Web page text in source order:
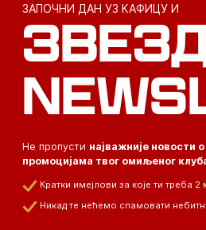
ЗАПОЧНИ ДАН УЗ КАФИЦУ И
Не пропусти најважније
промоцијама твог омиљеног
Кратки имејлови за које ти треба 2
Никад те нећемо спамовати